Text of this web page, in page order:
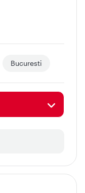
Bucuresti